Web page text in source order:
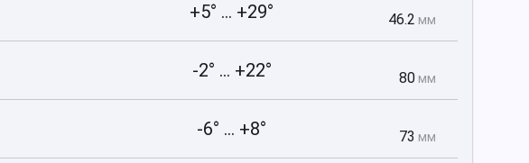
+5° ... +29° 46.2 мм
-2° ... +22° 80 мм
-6° ... +8° 73 мм